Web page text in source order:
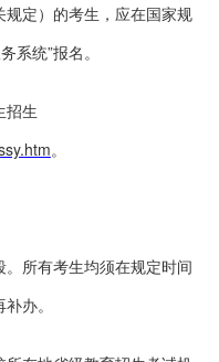
定）的考生，应在国家规
系统”报名。
招生
。
所有考生均须在规定时间
办。